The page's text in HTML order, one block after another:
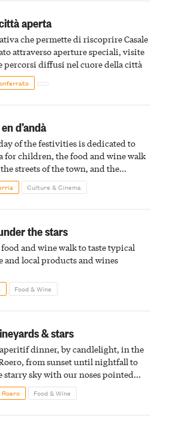
aperta
che permette di riscoprire Casale
attraverso aperture speciali, visite
percorsi diffusi nel cuore della città
d’andà
of the festivities is dedicated to
for children, the food and wine walk
streets of the town, and the
finaleCulture & Cinema
the stars
and wine walk to taste typical
and local products and wines
Food & Wine
& stars
dinner, by candlelight, in the
from sunset until nightfall to
starry sky with our noses pointed
Food & Wine